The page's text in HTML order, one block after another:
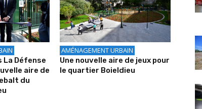
La Défense
aire de
du
AMÉNAGEMENT URBAIN
Une nouvelle aire de jeux pour
le quartier Boieldieu